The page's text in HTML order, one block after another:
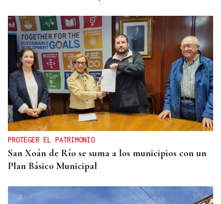
PROTEGER EL PATRIMONIO
San Xoán de Río se suma a los municipios con un
Plan Básico Municipal